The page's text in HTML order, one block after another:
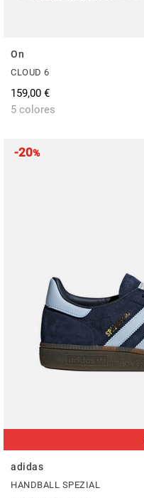
On
CLOUD 6
159,00 €
5 colores
-20%
adidas
HANDBALL SPEZIAL